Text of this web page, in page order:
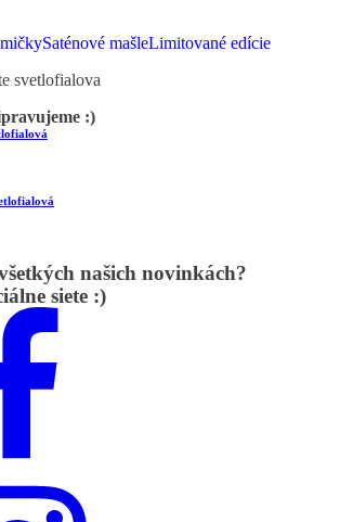
Saténové mašleLimitované edície
svetlofialova
:)
našich novinkách?
siete :)